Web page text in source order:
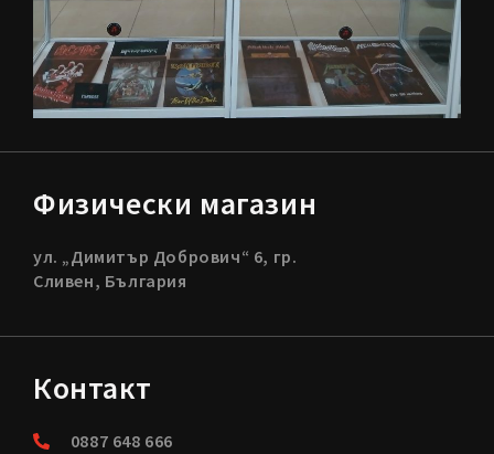
Физически магазин
ул. „Димитър Добрович“ 6, гр.
Сливен, България
Контакт
0887 648 666